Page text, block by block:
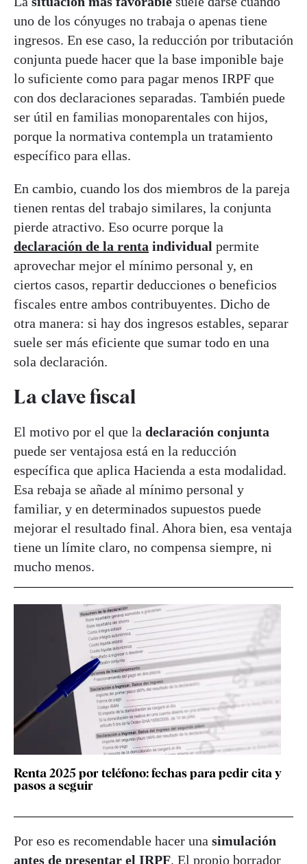
uno de los cónyuges no trabaja o apenas tiene
ingresos. En ese caso, la reducción por tributación
conjunta puede hacer que la base imponible baje
lo suficiente como para pagar menos IRPF que
con dos declaraciones separadas. También puede
ser útil en familias monoparentales con hijos,
porque la normativa contempla un tratamiento
específico para ellas.
En cambio, cuando los dos miembros de la pareja
tienen rentas del trabajo similares, la conjunta
pierde atractivo. Eso ocurre porque la
declaración de la renta individual permite
aprovechar mejor el mínimo personal y, en
ciertos casos, repartir deducciones o beneficios
fiscales entre ambos contribuyentes. Dicho de
otra manera: si hay dos ingresos estables, separar
suele ser más eficiente que sumar todo en una
sola declaración.
La clave fiscal
El motivo por el que la declaración conjunta
puede ser ventajosa está en la reducción
específica que aplica Hacienda a esta modalidad.
Esa rebaja se añade al mínimo personal y
familiar, y en determinados supuestos puede
mejorar el resultado final. Ahora bien, esa ventaja
tiene un límite claro, no compensa siempre, ni
mucho menos.
Renta 2025 por teléfono: fechas para pedir cita y
pasos a seguir
Por eso es recomendable hacer una simulación
antes de presentar el IRPF. El propio borrador